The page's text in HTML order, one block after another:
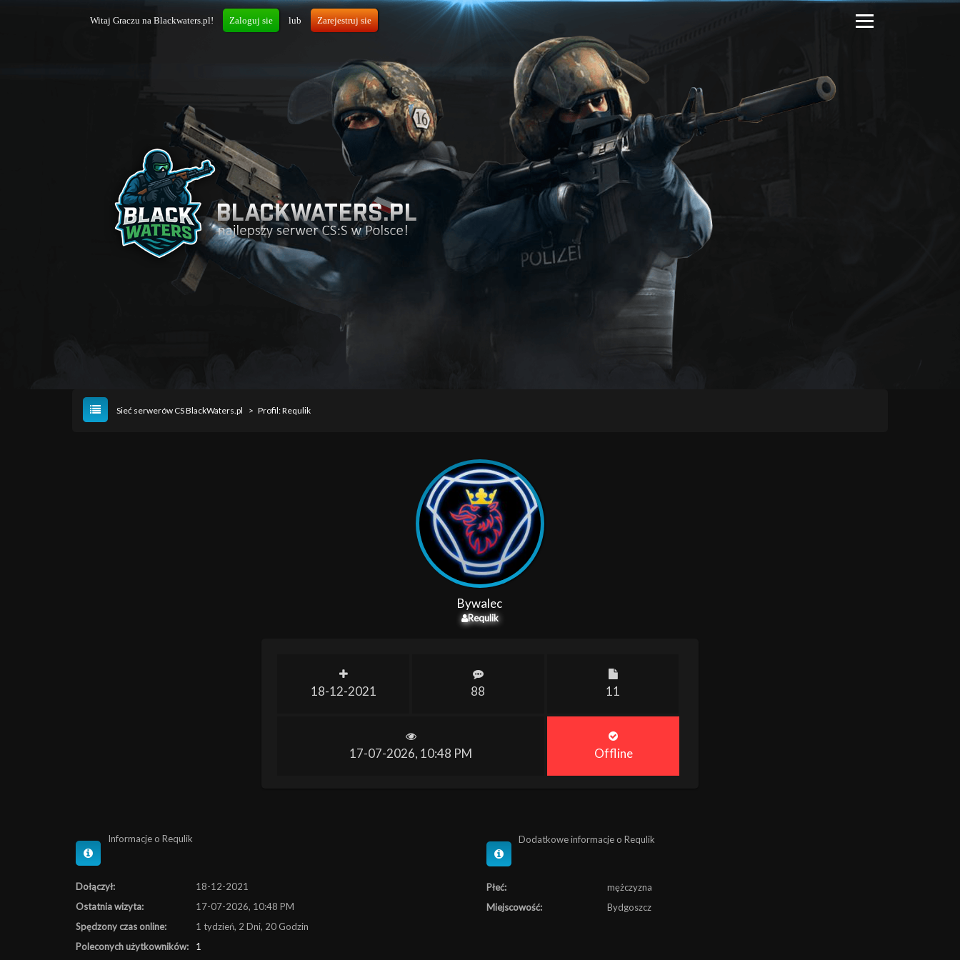
Witaj Graczu na Blackwaters.pl! Zaloguj sie lub Zarejestruj sie
Sieć serwerów CS BlackWaters.pl > Profil: Requlik
Bywalec
Requlik
18-12-2021 88 11
17-07-2026, 10:48 PM Offline
Informacje o Requlik
Dołączył:
18-12-2021
Ostatnia wizyta:
17-07-2026, 10:48 PM
Spędzony czas online:
1 tydzień, 2 Dni, 20 Godzin
Poleconych użytkowników:
1
Dodatkowe informacje o Requlik
Płeć:
mężczyzna
Miejscowość:
Bydgoszcz